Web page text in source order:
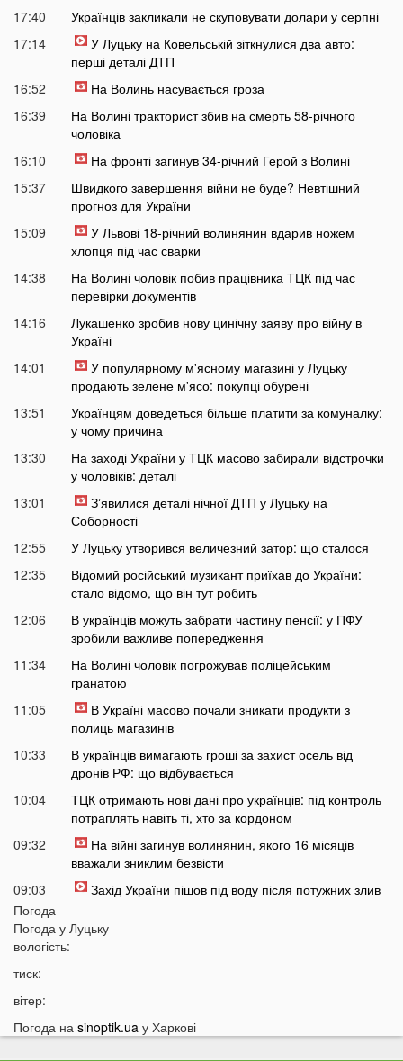
17:40
Українців закликали не скуповувати долари у серпні
17:14
У Луцьку на Ковельській зіткнулися два авто:
перші деталі ДТП
16:52
На Волинь насувається гроза
16:39
На Волині тракторист збив на смерть 58-річного
чоловіка
16:10
На фронті загинув 34-річний Герой з Волині
15:37
Швидкого завершення війни не буде? Невтішний
прогноз для України
15:09
У Львові 18-річний волинянин вдарив ножем
хлопця під час сварки
14:38
На Волині чоловік побив працівника ТЦК під час
перевірки документів
14:16
Лукашенко зробив нову цинічну заяву про війну в
Україні
14:01
У популярному м'ясному магазині у Луцьку
продають зелене м'ясо: покупці обурені
13:51
Українцям доведеться більше платити за комуналку:
у чому причина
13:30
На заході України у ТЦК масово забирали відстрочки
у чоловіків: деталі
13:01
Зʼявилися деталі нічної ДТП у Луцьку на
Соборності
12:55
У Луцьку утворився величезний затор: що сталося
12:35
Відомий російський музикант приїхав до України:
стало відомо, що він тут робить
12:06
В українців можуть забрати частину пенсії: у ПФУ
зробили важливе попередження
11:34
На Волині чоловік погрожував поліцейським
гранатою
11:05
В Україні масово почали зникати продукти з
полиць магазинів
10:33
В українців вимагають гроші за захист осель від
дронів РФ: що відбувається
10:04
ТЦК отримають нові дані про українців: під контроль
потраплять навіть ті, хто за кордоном
09:32
На війні загинув волинянин, якого 16 місяців
вважали зниклим безвісти
09:03
Захід України пішов під воду після потужних злив
08:50
травмований
Погода
Погода у Луцьку
вологість:
тиск:
вітер:
Погода на sinoptik.ua у Харкові